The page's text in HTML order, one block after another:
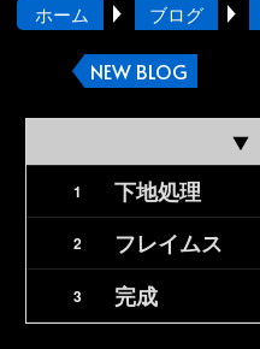
ホーム ブログ
NEW BLOG
下地処理
フレイムス
完成